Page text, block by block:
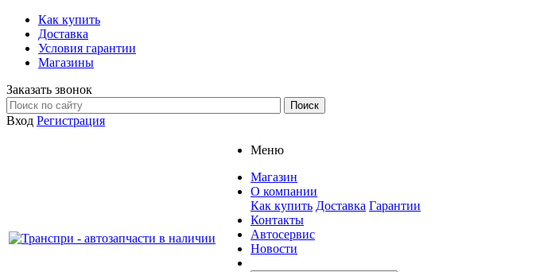
Как купить
Доставка
Условия гарантии
Магазины
Заказать звонок
Вход Регистрация
Меню
Магазин
О компании
Как купить Доставка Гарантии
Контакты
Автосервис
Новости